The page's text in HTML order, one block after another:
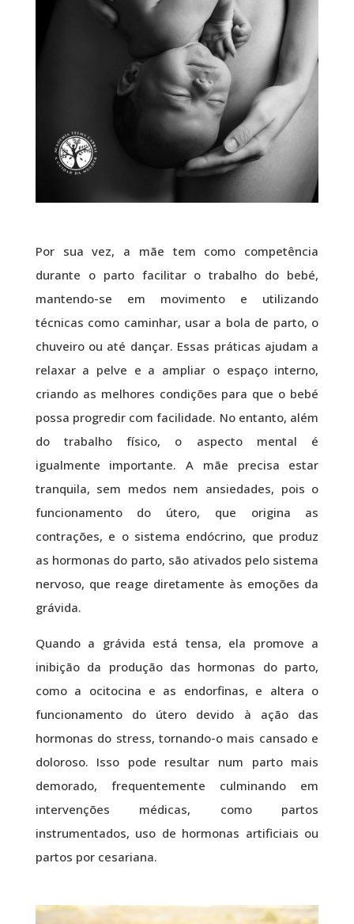
Por sua vez, a mãe tem como competência
durante o parto facilitar o trabalho do bebé,
mantendo-se em movimento e utilizando
técnicas como caminhar, usar a bola de parto, o
chuveiro ou até dançar. Essas práticas ajudam a
relaxar a pelve e a ampliar o espaço interno,
criando as melhores condições para que o bebé
possa progredir com facilidade. No entanto, além
do trabalho físico, o aspecto mental é
igualmente importante. A mãe precisa estar
tranquila, sem medos nem ansiedades, pois o
funcionamento do útero, que origina as
contrações, e o sistema endócrino, que produz
as hormonas do parto, são ativados pelo sistema
nervoso, que reage diretamente às emoções da
grávida.
Quando a grávida está tensa, ela promove a
inibição da produção das hormonas do parto,
como a ocitocina e as endorfinas, e altera o
funcionamento do útero devido à ação das
hormonas do stress, tornando-o mais cansado e
doloroso. Isso pode resultar num parto mais
demorado, frequentemente culminando em
intervenções médicas, como partos
instrumentados, uso de hormonas artificiais ou
partos por cesariana.